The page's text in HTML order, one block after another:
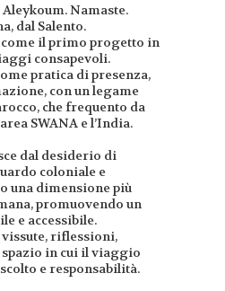
Aleykoum. Namaste.
dal Salento.
come il primo progetto in
consapevoli.
pratica di presenza,
con un legame
che frequento da
SWANA e l’India.
dal desiderio di
coloniale e
una dimensione più
promuovendo un
e accessibile.
riflessioni,
in cui il viaggio
e responsabilità.